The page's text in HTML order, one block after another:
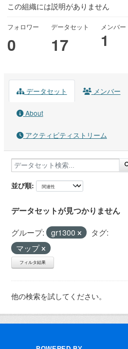
この組織には説明がありません
フォロワー
0
データセット
17
メンバー
1
データセット メンバー
About
アクティビティストリーム
並び順
データセットが見つかりません
グループ: gr1300
タグ:
マップ
フィルタ結果
他の検索を試してください。